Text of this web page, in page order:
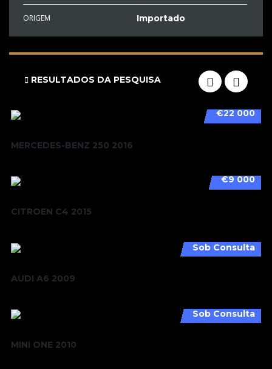
ORIGEM Importado
RESULTADOS DA PESQUISA
€22 000
MERCEDES-BENZ 250 2016
€9 000
CITROEN C4 2015
Sob Consulta
AUDI A6 2009
Sob Consulta
MINI ONE 2010